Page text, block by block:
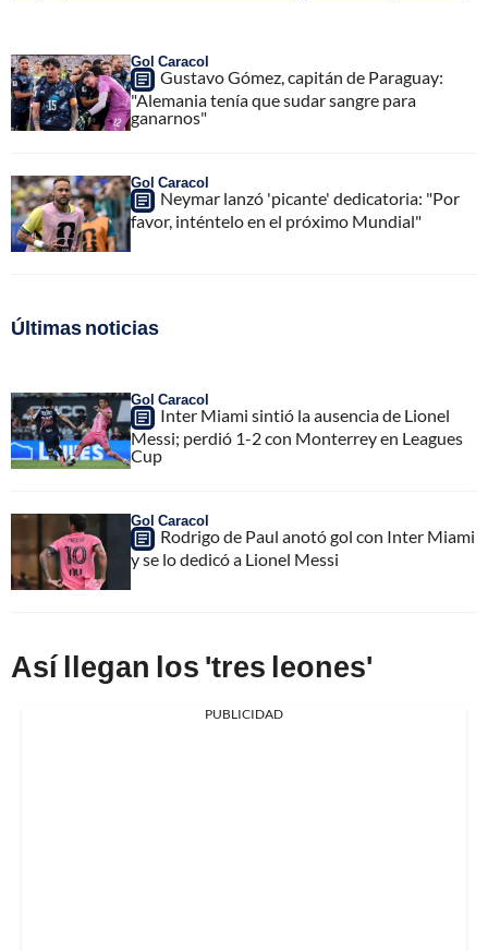
Gol Caracol
Gustavo Gómez, capitán de Paraguay:
"Alemania tenía que sudar sangre para
ganarnos"
Gol Caracol
Neymar lanzó 'picante' dedicatoria: "Por
favor, inténtelo en el próximo Mundial"
Últimas noticias
Gol Caracol
Inter Miami sintió la ausencia de Lionel
Messi; perdió 1-2 con Monterrey en Leagues
Cup
Gol Caracol
Rodrigo de Paul anotó gol con Inter Miami
y se lo dedicó a Lionel Messi
Así llegan los 'tres leones'
PUBLICIDAD